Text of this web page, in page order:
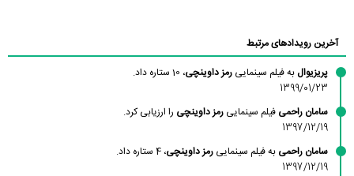
آخرین رویدادهای مرتبط
پریزیوال به فیلم سینمایی رمز داوینچی، 10 ستاره داد.
1399/01/23
سامان راحمی فیلم سینمایی رمز داوینچی را ارزیابی کرد.
1397/12/19
سامان راحمی به فیلم سینمایی رمز داوینچی، 4 ستاره داد.
1397/12/19